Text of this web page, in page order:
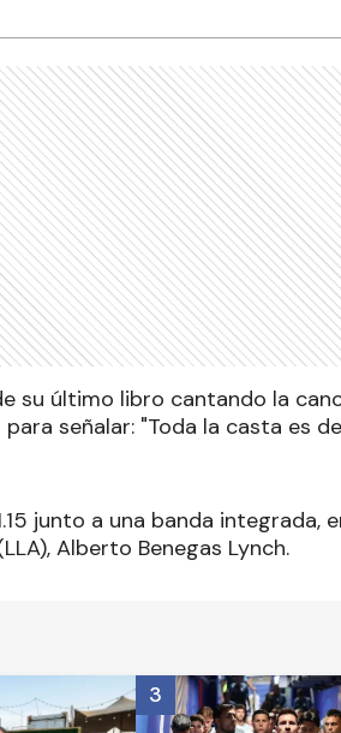
su último libro cantando la
señalar: "Toda la casta es
junto a una banda integrada,
Alberto Benegas Lynch.
3